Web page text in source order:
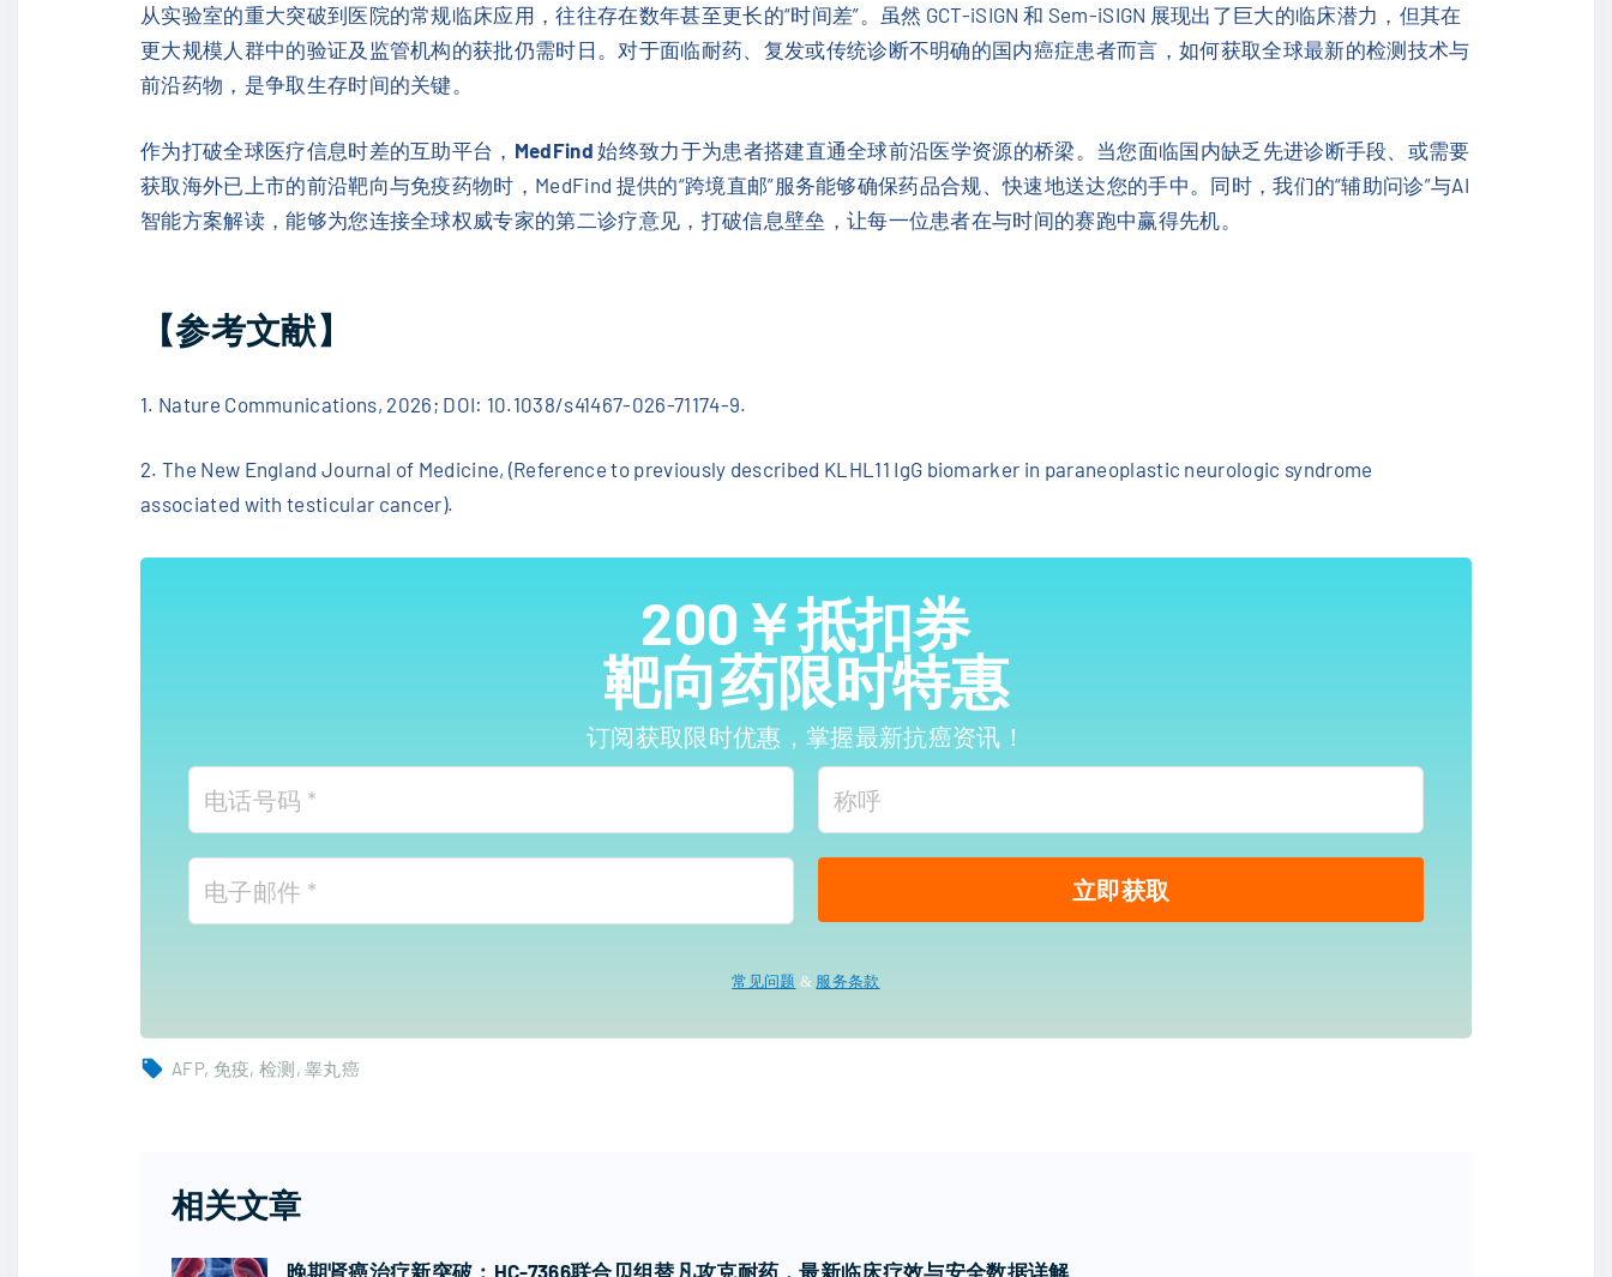
从实验室的重大突破到医院的常规临床应用，往往存在数年甚至更长的“时间差”。虽然 GCT-iSIGN 和 Sem-iSIGN 展现出了巨大的临床潜力，但其在
更大规模人群中的验证及监管机构的获批仍需时日。对于面临耐药、复发或传统诊断不明确的国内癌症患者而言，如何获取全球最新的检测技术与
前沿药物，是争取生存时间的关键。
作为打破全球医疗信息时差的互助平台， MedFind 始终致力于为患者搭建直通全球前沿医学资源的桥梁。当您面临国内缺乏先进诊断手段、或需要
获取海外已上市的前沿靶向与免疫药物时，MedFind 提供的“跨境直邮”服务能够确保药品合规、快速地送达您的手中。同时，我们的“辅助问诊”与AI
智能方案解读，能够为您连接全球权威专家的第二诊疗意见，打破信息壁垒，让每一位患者在与时间的赛跑中赢得先机。
【参考文献】
1. Nature Communications, 2026; DOI: 10.1038/s41467-026-71174-9.
2. The New England Journal of Medicine, (Reference to previously described KLHL11 IgG biomarker in paraneoplastic neurologic syndrome
associated with testicular cancer).
200￥抵扣券
靶向药限时特惠
订阅获取限时优惠，掌握最新抗癌资讯！
常见问题 & 服务条款
AFP 免疫 检测 睾丸癌
相关文章
晚期肾癌治疗新突破：HC-7366联合贝组替凡攻克耐药，最新临床疗效与安全数据详解